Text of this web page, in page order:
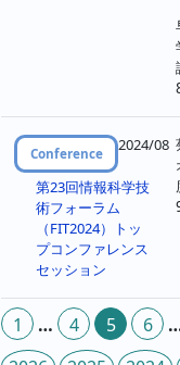
Conference 2024/08
第23回情報科学技
術フォーラム
（FIT2024）トッ
プコンファレンス
セッション
投
1 … 4 5 6